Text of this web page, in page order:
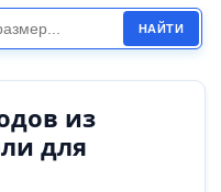
НАЙТИ
из
для